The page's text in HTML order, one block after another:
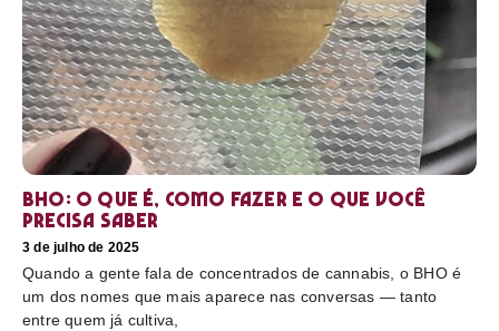
BHO: o que é, como fazer e o que você
precisa saber
3 de julho de 2025
Quando a gente fala de concentrados de cannabis, o BHO é
um dos nomes que mais aparece nas conversas — tanto
entre quem já cultiva,